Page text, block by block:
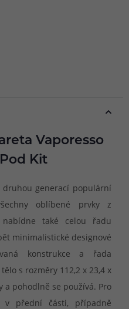
Vaporesso
Kit
druhou generací populární
oblíbené prvky z
také celou řadu
minimalistické designové
konstrukce a řada
s rozměry 112,2 x 23,4 x
a pohodlně se používá. Pro
přední části, případně